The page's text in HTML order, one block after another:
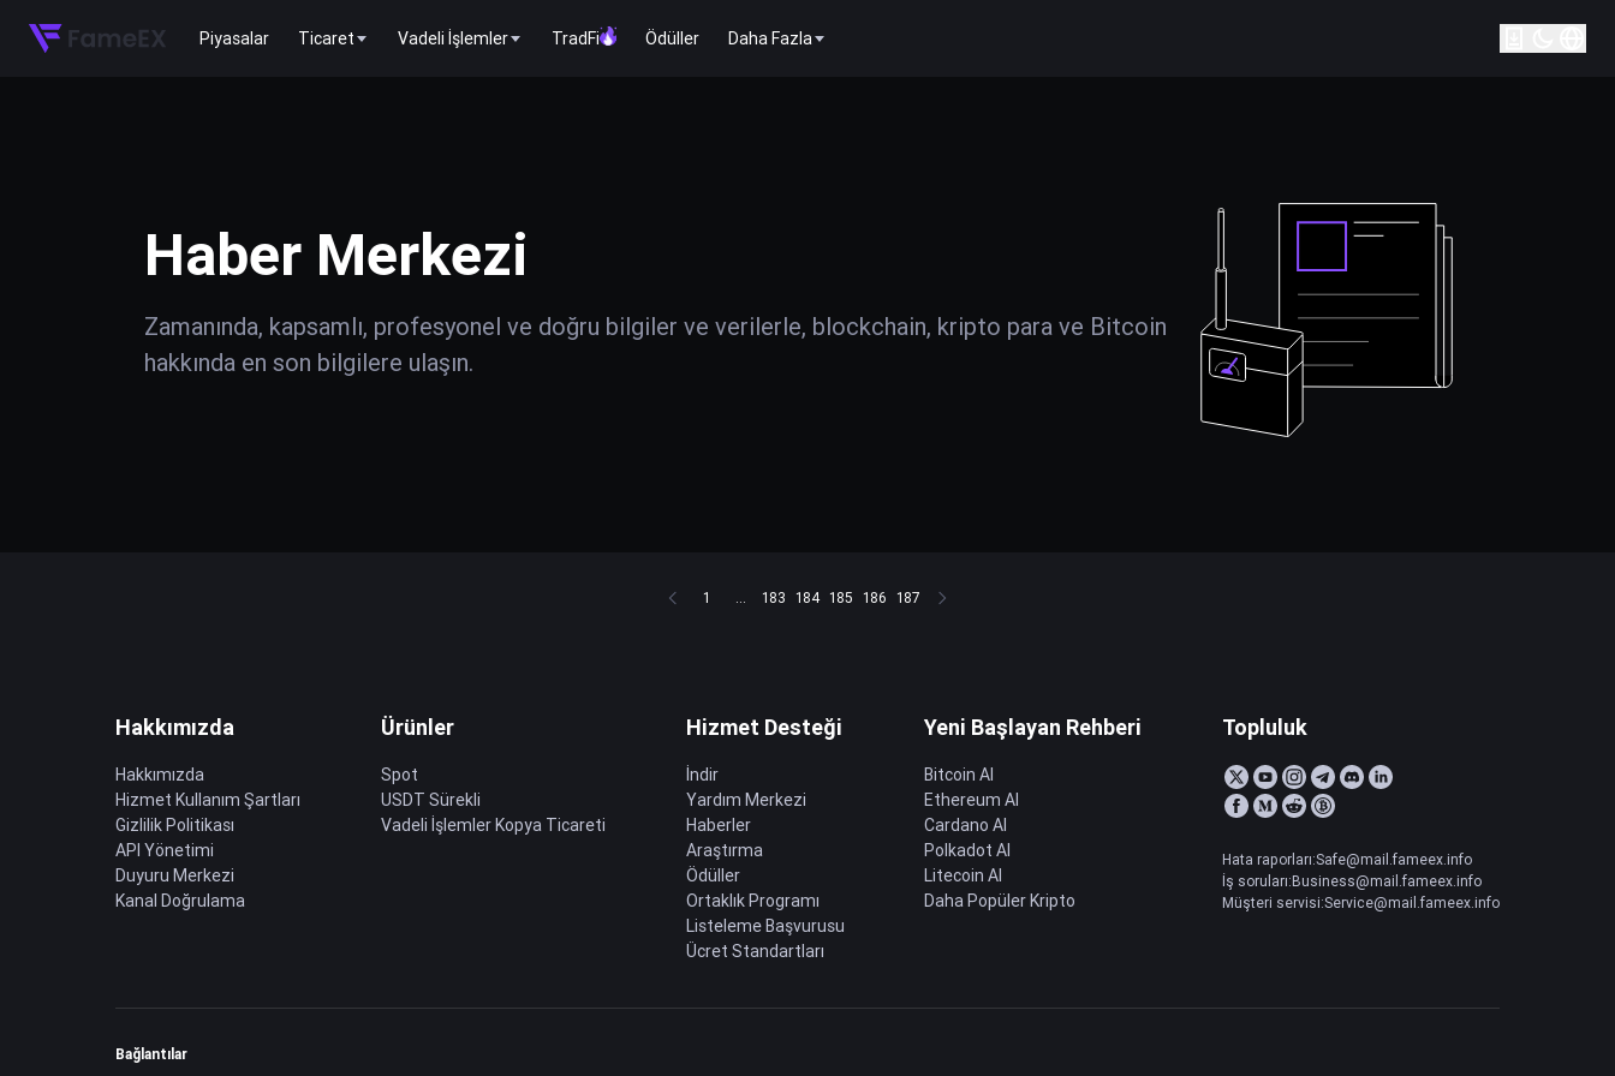
Piyasalar Ticaret Vadeli İşlemler TradFi Ödüller Daha Fazla
Haber Merkezi
Zamanında, kapsamlı, profesyonel ve doğru bilgiler ve verilerle, blockchain, kripto para ve Bitcoin
hakkında en son bilgilere ulaşın.
1 ... 183 184 185 186 187
Hakkımızda
Hakkımızda
Hizmet Kullanım Şartları
Gizlilik Politikası
API Yönetimi
Duyuru Merkezi
Kanal Doğrulama
Ürünler
Spot
USDT Sürekli
Vadeli İşlemler Kopya Ticareti
Hizmet Desteği
İndir
Yardım Merkezi
Haberler
Araştırma
Ödüller
Ortaklık Programı
Listeleme Başvurusu
Ücret Standartları
Yeni Başlayan Rehberi
Bitcoin Al
Ethereum Al
Cardano Al
Polkadot Al
Litecoin Al
Daha Popüler Kripto
Topluluk
Hata raporları:Safe@mail.fameex.info
İş soruları:Business@mail.fameex.info
Müşteri servisi:Service@mail.fameex.info
Bağlantılar